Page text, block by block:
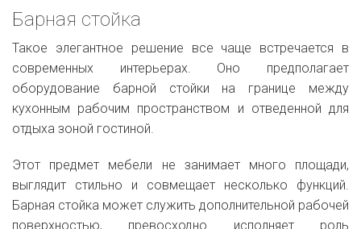
Барная стойка
Такое элегантное решение все чаще встречается в
современных интерьерах. Оно предполагает
оборудование барной стойки на границе между
кухонным рабочим пространством и отведенной для
отдыха зоной гостиной.
Этот предмет мебели не занимает много площади,
выглядит стильно и совмещает несколько функций.
Барная стойка может служить дополнительной рабочей
поверхностью, превосходно исполняет роль